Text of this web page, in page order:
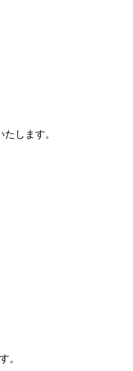
します。
。